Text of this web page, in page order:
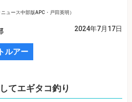
ュース中部版APC・戸田英明）
2024年7月17日
ルアー
てエギタコ釣り